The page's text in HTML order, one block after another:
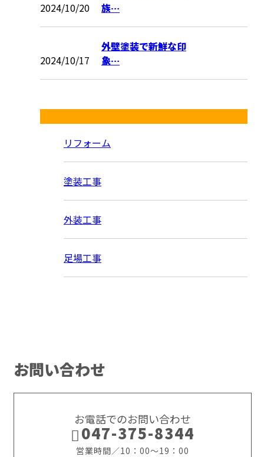
2024/10/20
族…
2024/10/17
外壁塗装で新鮮な印
象…
リフォーム
塗装工事
外装工事
足場工事
お問い合わせ
お電話でのお問い合わせ
047-375-8344
営業時間／10：00～19：00